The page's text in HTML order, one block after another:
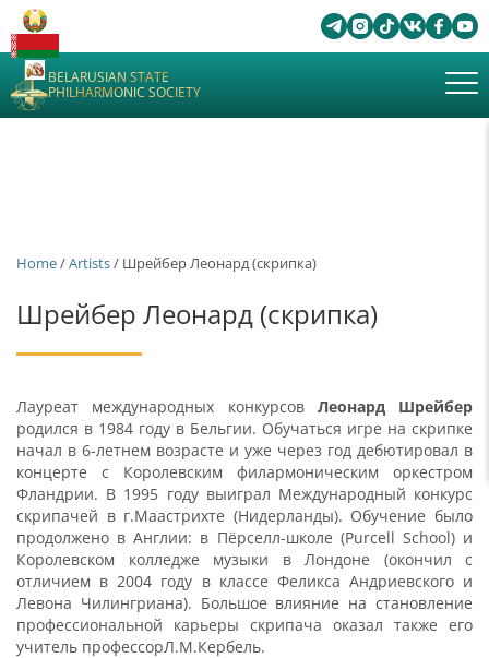
BELARUSIAN STATE
PHILHARMONIC SOCIETY
Home/Artists/ Шрейбер Леонард (скрипка)
Шрейбер Леонард (скрипка)
Лауреат международных конкурсовЛеонард Шрейбер
родился в 1984 году в Бельгии. Обучаться игре на скрипке
начал в 6-летнем возрасте и уже через год дебютировал в
концерте с Королевским филармоническим оркестром
Фландрии. В 1995 году выиграл Международный конкурс
скрипачей в г.Маастрихте (Нидерланды). Обучение было
продолжено в Англии: в Пёрселл-школе (Purcell School) и
Королевском колледже музыки в Лондоне (окончил с
отличием в 2004 году в классе Феликса Андриевского и
Левона Чилингриана). Большое влияние на становление
профессиональной карьеры скрипача оказал также его
учитель профессорЛ.М.Кербель.